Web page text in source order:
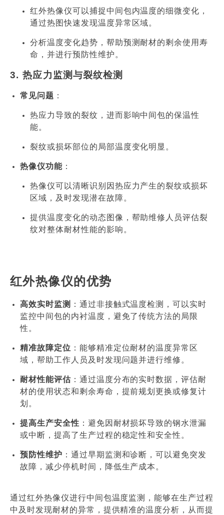
红外热像仪可以捕捉中间包内温度的细微变化，
通过热图快速发现温度异常区域。
分析温度变化趋势，帮助预测耐材的剩余使用寿
命，并进行预防性维护。
3.热应力监测与裂纹检测
常见问题 ：
热应力导致的裂纹，进而影响中间包的保温性
能。
裂纹或损坏部位的局部温度变化明显。
热像仪功能：
热像仪可以清晰识别因热应力产生的裂纹或损坏
区域，及时发现潜在故障。
提供温度变化的动态图像，帮助维修人员评估裂
纹对整体耐材性能的影响。
红外热像仪的优势
高效实时监测
：通过非接触式温度检测，可以实时
监控中间包的内衬温度，避免了传统方法的局限
性。
精准故障定位 ：能够精准定位耐材的温度异常区
域，帮助工作人员及时发现问题并进行维修。
耐材性能评估：通过温度分布的实时数据，评估耐
材的使用状态和剩余寿命，提前规划更换或修复计
划。
提高生产安全性 ：避免因耐材损坏导致的钢水泄漏
或中断，提高了生产过程的稳定性和安全性。
预防性维护 ：通过早期监测和诊断，可以避免突发
故障，减少停机时间，降低生产成本。
通过红外热像仪进行中间包温度监测，能够在生产过程
中及时发现耐材的异常，提供精准的温度分析，从而提